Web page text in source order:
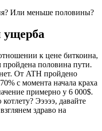
Или меньше половины?
к цене биткоина,
половина пути.
От ATH пройдено
с момента начала краха
примерно у 6 000$.
Эээээ, давайте
здраво на